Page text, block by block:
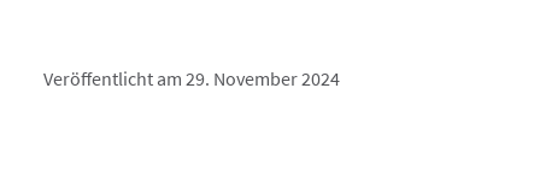
Veröffentlicht am 29. November 2024